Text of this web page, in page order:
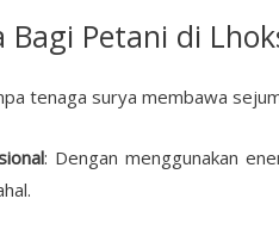
Petani di
tenaga surya membawa
: Dengan menggunakan